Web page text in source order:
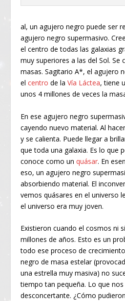
al, un agujero negro puede ser
agujero negro supermasivo.
el centro de todas las galaxias
muy superiores a las del Sol. Se
masas. Sagitario A*, el agujero
elcentro de laVía Láctea, tiene
unos 4 millones de veces la
En ese agujero negro
cayendo nuevo material. Al
y se calienta. Puede llegar a
que toda una galaxia. Es lo que
conoce como unquásar. En
eso, un agujero negro
absorbiendo material. El
vemos quásares en el universo
el universo era muy joven.
Existieron cuando el cosmos ni
millones de años. Esto es un
todo ese proceso de
negro de masa estelar
una estrella muy masiva) no
tiempo tan pequeña. Lo que
desconcertante. ¿Cómo